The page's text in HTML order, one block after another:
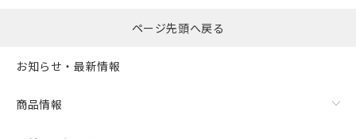
ページ先頭へ戻る
お知らせ・最新情報
商品情報